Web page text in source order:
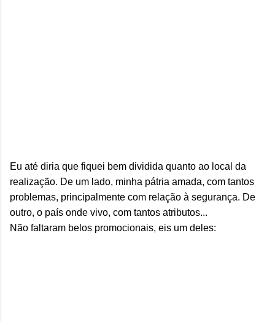
Eu até diria que fiquei bem dividida quanto ao local da
realização. De um lado, minha pátria amada, com tantos
problemas, principalmente com relação à segurança. De
outro, o país onde vivo, com tantos atributos...
Não faltaram belos promocionais, eis um deles: